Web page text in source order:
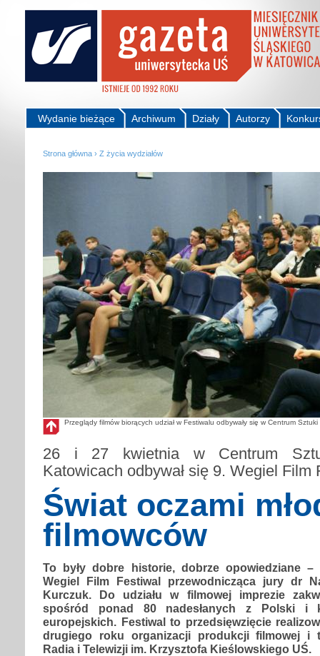
Autorzy
Działy
Archiwum
Wydanie bieżące
Strona główna › Z życia wydziałów
Przeglądy filmów biorących udział w Festiwalu odbywały się w Centrum
26 i 27 kwietnia w Centrum
Katowicach odbywał się 9. Wegiel Film
Świat oczami
filmowców
To były dobre historie, dobrze opowiedziane –
Wegiel Film Festiwal przewodnicząca jury dr
Kurczuk. Do udziału w filmowej imprezie
spośród ponad 80 nadesłanych z Polski i
europejskich. Festiwal to przedsięwzięcie
drugiego roku organizacji produkcji filmowej i
Radia i Telewizji im. Krzysztofa Kieślowskiego UŚ.